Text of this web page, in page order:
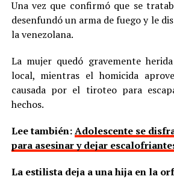
Una vez que confirmó que se
desenfundó un arma de fuego y le
la venezolana.
La mujer quedó gravemente
local, mientras el homicida
causada por el tiroteo para
hechos.
Lee también:Adolescente se
para asesinar y dejar
La estilista deja a una hija en la